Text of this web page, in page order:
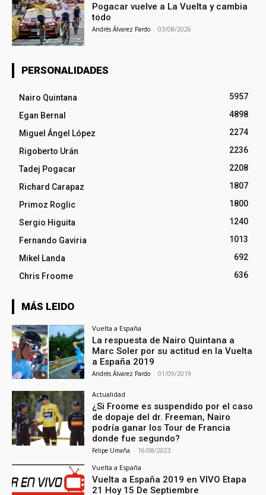
Pogacar vuelve a La Vuelta y cambia
todo
Andrés Álvarez Pardo - 03/08/2026
PERSONALIDADES
Nairo Quintana
5957
Egan Bernal
4898
Miguel Ángel López
2274
Rigoberto Urán
2236
Tadej Pogacar
2208
Richard Carapaz
1807
Primoz Roglic
1800
Sergio Higuita
1240
Fernando Gaviria
1013
Mikel Landa
692
Chris Froome
636
MÁS LEIDO
Vuelta a España
La respuesta de Nairo Quintana a
Marc Soler por su actitud en la Vuelta
a España 2019
Andrés Álvarez Pardo - 01/09/2019
Actualidad
¿Si Froome es suspendido por el caso
de dopaje del dr. Freeman, Nairo
podría ganar los Tour de Francia
donde fue segundo?
Felipe Umaña - 16/08/2023
Vuelta a España
Vuelta a España 2019 en VIVO Etapa
21 Hoy 15 De Septiembre